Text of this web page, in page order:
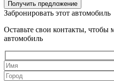
Получить предложение
Забронировать этот автомобиль
Оставьте свои контакты, чтобы
автомобиль